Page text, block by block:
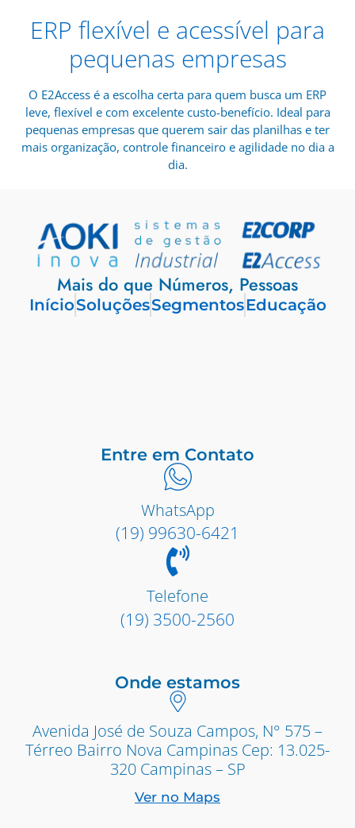
ERP flexível e acessível para
pequenas empresas
O E2Access é a escolha certa para quem busca um ERP
leve, flexível e com excelente custo-benefício. Ideal para
pequenas empresas que querem sair das planilhas e ter
mais organização, controle financeiro e agilidade no dia a
dia.
Mais do que Números, Pessoas
InícioSoluçõesSegmentosEducação
Entre em Contato
WhatsApp
(19) 99630-6421
Telefone
(19) 3500-2560
Onde estamos
Avenida José de Souza Campos, N° 575 –
Térreo Bairro Nova Campinas Cep: 13.025-
320 Campinas – SP
Ver no Maps